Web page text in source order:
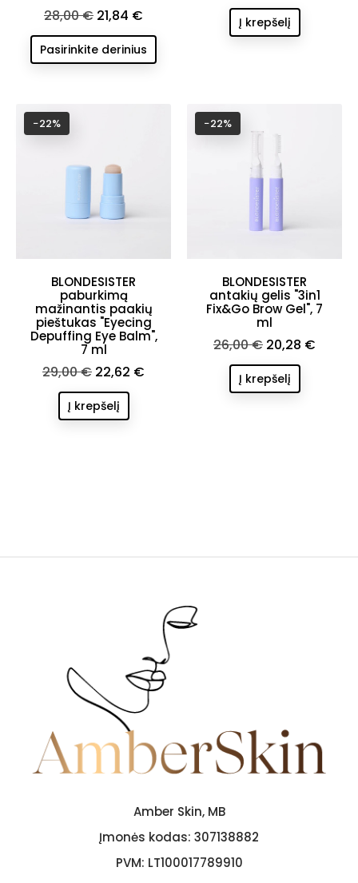
Bazinė
kaina
28,00 € Kaina
21,84 €
Pasirinkite derinius
kaina
Į krepšelį
BLONDESISTER
paburkimą
mažinantis paakių
pieštukas "Eyecing
Depuffing Eye Balm",
7 ml
Bazinė
kaina
29,00 € Kaina
22,62 €
Į krepšelį
−22%
BLONDESISTER
antakių gelis "3in1
Fix&Go Brow Gel", 7
ml
Bazinė
kaina
26,00 € Kaina
20,28 €
Į krepšelį
−22%
Amber Skin, MB
Įmonės kodas: 307138882
PVM: LT100017789910